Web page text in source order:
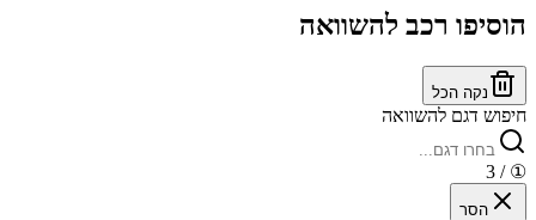
הוסיפו רכב להשוואה
נקה הכל
חיפוש דגם להשוואה
①
/ 3
הסר